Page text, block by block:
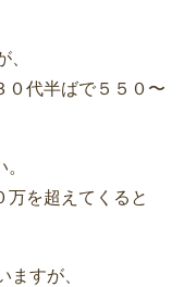
、
０代半ばで５５０〜
万を超えてくると
ますが、